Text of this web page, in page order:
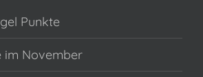
Punkte
im November